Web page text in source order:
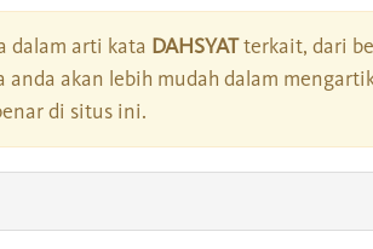
dalam arti kata DAHSYATterkait, dari
akan lebih mudah dalam
di situs ini.